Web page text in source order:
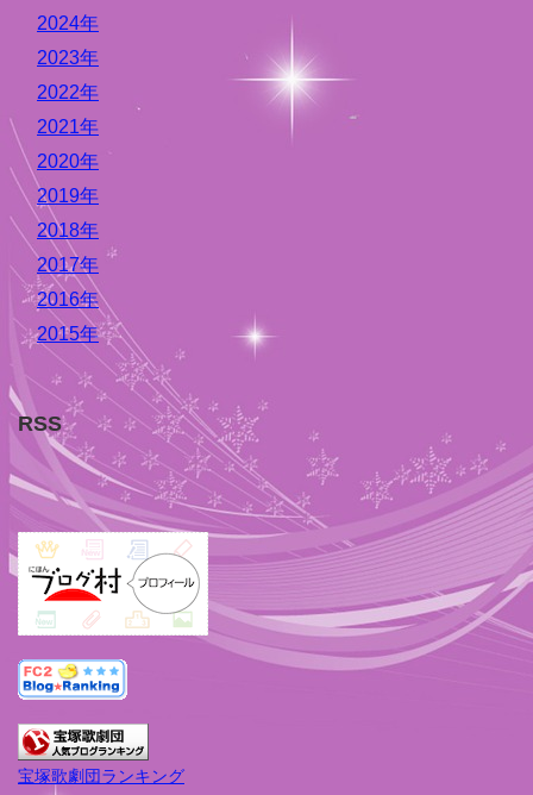
2024年
2023年
2022年
2021年
2020年
2019年
2018年
2017年
2016年
2015年
RSS
宝塚歌劇団ランキング